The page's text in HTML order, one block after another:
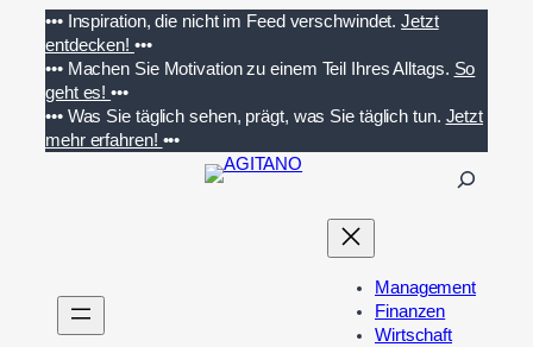
Inhalt
springen
••• Inspiration, die nicht im Feed verschwindet. Jetzt
entdecken! •••
••• Machen Sie Motivation zu einem Teil Ihres Alltags. So
geht es!•••
••• Was Sie täglich sehen, prägt, was Sie täglich tun. Jetzt
mehr erfahren! •••
n
Management
Finanzen
Wirtschaft